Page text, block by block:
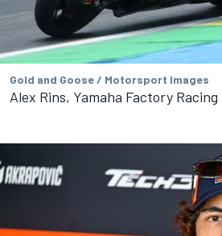
Gold and Goose / Motorsport Images
Alex Rins, Yamaha Factory Racing